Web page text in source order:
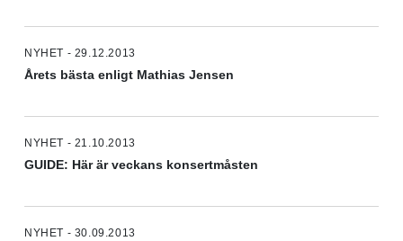
NYHET - 29.12.2013
Årets bästa enligt Mathias Jensen
NYHET - 21.10.2013
GUIDE: Här är veckans konsertmåsten
NYHET - 30.09.2013